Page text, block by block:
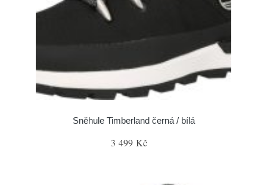
Sněhule Timberland černá / bílá
3 499 Kč